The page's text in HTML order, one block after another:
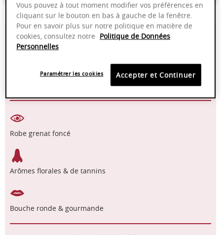
12,50% 14-16°C
Pinot Noir
Robe grenat foncé
Arômes florales & de tannins
Bouche ronde & gourmande
Vous pouvez à tout moment modifier vos préférences en
cliquant sur le bouton en bas à gauche de la fenêtre.
Pour en savoir plus sur notre politique en matière de
cookies, consultez notre Politique de Données
Personnelles
Accepter et Continuer
Paramétrer les cookies